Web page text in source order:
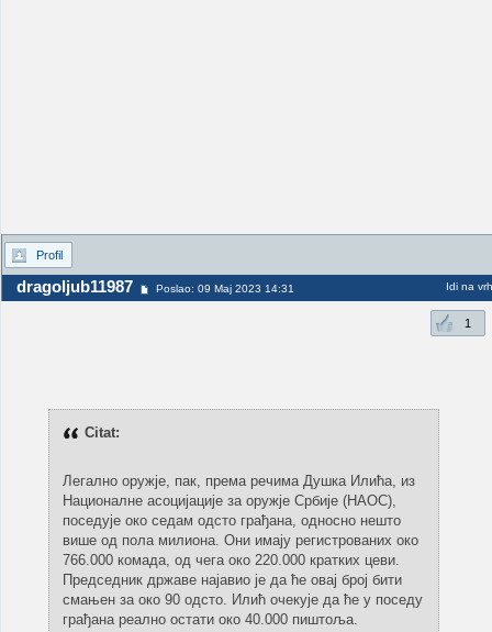
Profil
dragoljub11987 Poslao: 09 Maj 2023 14:31 Idi na vrh
1
Citat:
Легално оружје, пак, према речима Душка Илића, из
Националне асоцијације за оружје Србије (НАОС),
поседује око седам одсто грађана, односно нешто
више од пола милиона. Они имају регистрованих око
766.000 комада, од чега око 220.000 кратких цеви.
Председник државе најавио је да ће овај број бити
смањен за око 90 одсто. Илић очекује да ће у поседу
грађана реално остати око 40.000 пиштоља.